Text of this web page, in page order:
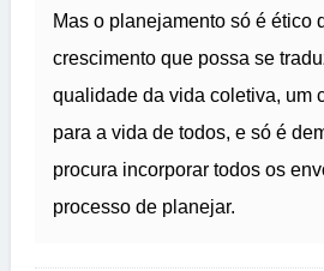
Mas o planejamento só é ético
crescimento que possa se
qualidade da vida coletiva, um
para a vida de todos, e só é
procura incorporar todos os
processo de planejar.